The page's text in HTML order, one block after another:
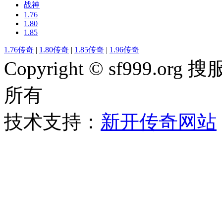
战神
1.76
1.80
1.85
1.76传奇 | 1.80传奇 | 1.85传奇 | 1.96传奇
Copyright © sf999.org 搜
所有
技术支持： 新开传奇网站